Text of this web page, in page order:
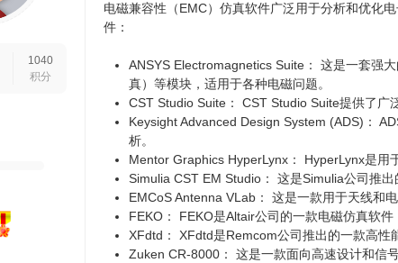
1040
积分
电磁兼容性（EMC）仿真软件广泛用于分析和优化
件：
ANSYS Electromagnetics Suite： 这是一套强
真）等模块，适用于各种电磁问题。
CST Studio Suite： CST Studio Suite提供了广
Keysight Advanced Design System (ADS)：
析。
Mentor Graphics HyperLynx： HyperLynx是用
Simulia CST EM Studio： 这是Simulia公司推
EMCoS Antenna VLab： 这是一款用于天线和
FEKO： FEKO是Altair公司的一款电磁仿真软
XFdtd： XFdtd是Remcom公司推出的一款高性
Zuken CR-8000： 这是一款面向高速设计和信